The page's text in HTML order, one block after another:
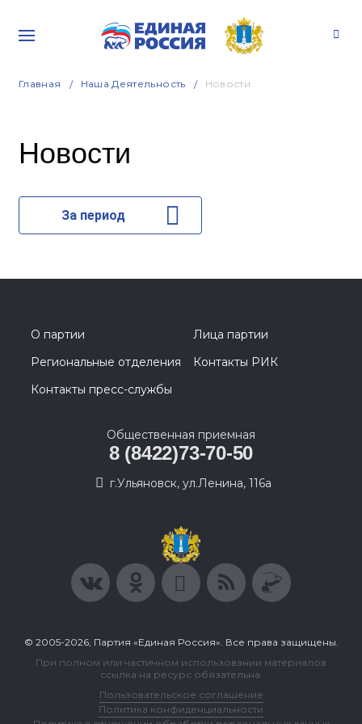
Главная Наша Деятельность Новости
Новости
За период
О партии
Лица партии
Региональные отделения
Контакты РИК
Контакты пресс-службы
Общественная приемная
8 (8422)73-70-50
г.Ульяновск, ул.Ленина, 116а
© 2005-2026, Партия «Единая Россия». Все права защищены.
При полном или частичном использовании материалов
ссылка на ресурс обязательна.
Пользовательское соглашение
Политика конфиденциальности